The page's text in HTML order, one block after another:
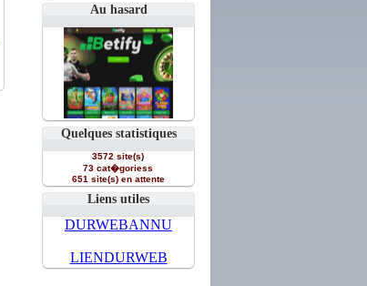
Au hasard
Quelques statistiques
3572 site(s)
73 cat�goriess
651 site(s) en attente
Liens utiles
DURWEBANNU
LIENDURWEB